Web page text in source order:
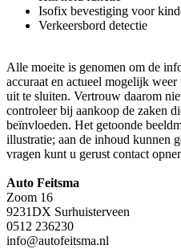
Isofix bevestiging voor
Verkeersbord detectie
Alle moeite is genomen om de
accuraat en actueel mogelijk
uit te sluiten. Vertrouw daarom
controleer bij aankoop de zaken
beïnvloeden. Het getoonde
illustratie; aan de inhoud kunnen
vragen kunt u gerust contact
Auto Feitsma
Zoom 16
9231DX Surhuisterveen
0512 236230
info@autofeitsma.nl